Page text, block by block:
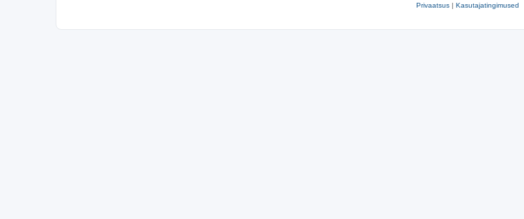
Privaatsus | Kasutajatingimused